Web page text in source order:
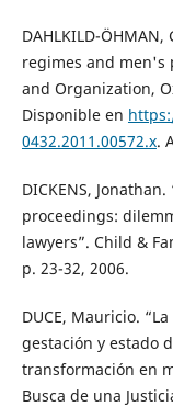
DAHLKILD-
regimes and men's
and Organization,
Disponible en
0432.2011.00572.x.
DICKENS,
proceedings:
lawyers”. Child &
p. 23-32, 2006.
DUCE, Mauricio.
gestación y estado
transformación en
Busca de una